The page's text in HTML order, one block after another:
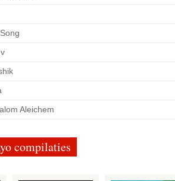
Aleichem
compilaties